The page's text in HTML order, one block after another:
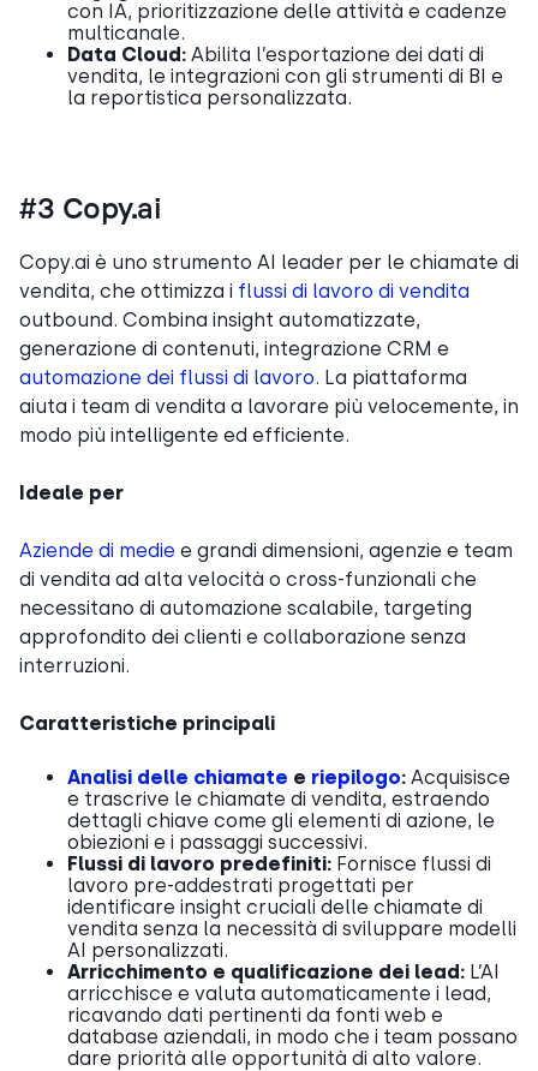
con IA, prioritizzazione delle attività e cadenze
multicanale.
Data Cloud: Abilita l’esportazione dei dati di
vendita, le integrazioni con gli strumenti di BI e
la reportistica personalizzata.
#3 Copy.ai
Copy.ai è uno strumento AI leader per le chiamate di
vendita, che ottimizza i flussi di lavoro di vendita
outbound. Combina insight automatizzate,
generazione di contenuti, integrazione CRM e
automazione dei flussi di lavoro. La piattaforma
aiuta i team di vendita a lavorare più velocemente, in
modo più intelligente ed efficiente.
Ideale per
Aziende di medie e grandi dimensioni, agenzie e team
di vendita ad alta velocità o cross-funzionali che
necessitano di automazione scalabile, targeting
approfondito dei clienti e collaborazione senza
interruzioni.
Caratteristiche principali
Analisi delle chiamate e riepilogo: Acquisisce
e trascrive le chiamate di vendita, estraendo
dettagli chiave come gli elementi di azione, le
obiezioni e i passaggi successivi.
Flussi di lavoro predefiniti: Fornisce flussi di
lavoro pre-addestrati progettati per
identificare insight cruciali delle chiamate di
vendita senza la necessità di sviluppare modelli
AI personalizzati.
Arricchimento e qualificazione dei lead: L’AI
arricchisce e valuta automaticamente i lead,
ricavando dati pertinenti da fonti web e
database aziendali, in modo che i team possano
dare priorità alle opportunità di alto valore.